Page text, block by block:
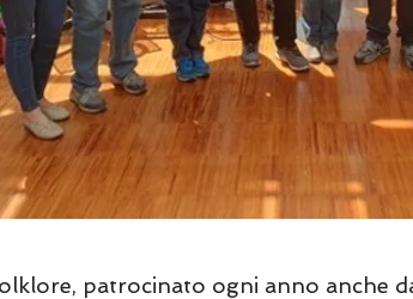
patrocinato ogni anno anche